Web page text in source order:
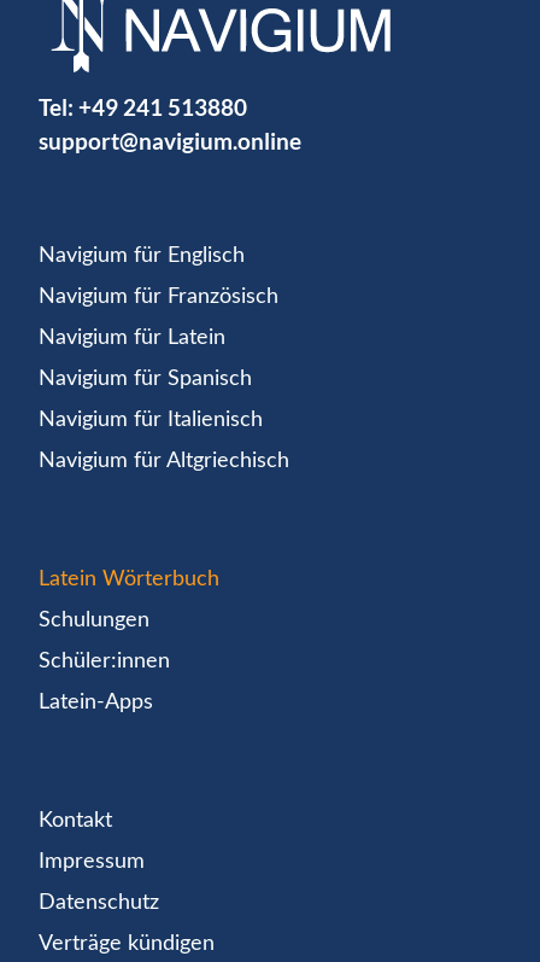
Tel: +49 241 513880
support@navigium.online
Navigium für Englisch
Navigium für Französisch
Navigium für Latein
Navigium für Spanisch
Navigium für Italienisch
Navigium für Altgriechisch
Latein Wörterbuch
Schulungen
Schüler:innen
Latein-Apps
Kontakt
Impressum
Datenschutz
Verträge kündigen